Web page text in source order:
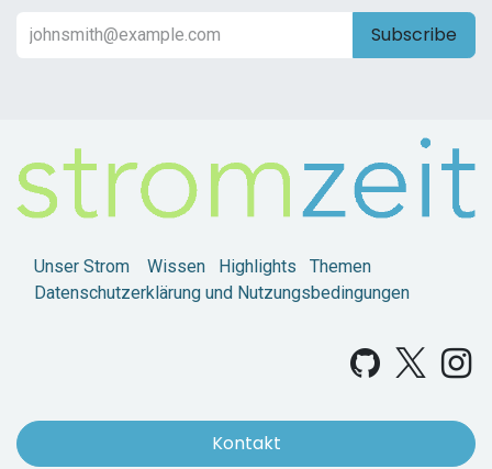
Subscribe
Unser Strom Wissen Highlights
Themen
Datenschutzerklärung und Nutzungsbedingungen
Kontakt